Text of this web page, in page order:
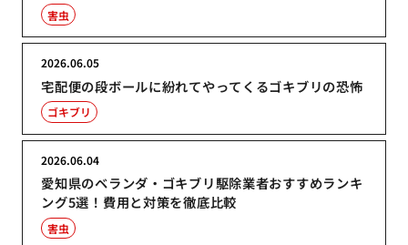
害虫
宅配便の段ボールに紛れてやってくるゴキブリの恐怖
2026.06.05
ゴキブリ
愛知県のベランダ・ゴキブリ駆除業者おすすめランキ
ング5選！費用と対策を徹底比較
2026.06.04
害虫